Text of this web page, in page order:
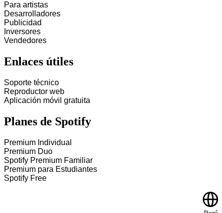
Para artistas
Desarrolladores
Publicidad
Inversores
Vendedores
Enlaces útiles
Soporte técnico
Reproductor web
Aplicación móvil gratuita
Planes de Spotify
Premium Individual
Premium Duo
Spotify Premium Familiar
Premium para Estudiantes
Spotify Free